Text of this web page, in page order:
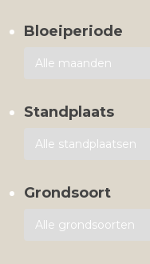
Bloeiperiode
Standplaats
Grondsoort